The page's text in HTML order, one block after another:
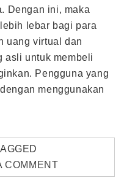
Dengan ini, maka
lebar bagi para
uang virtual dan
asli untuk membeli
Pengguna yang
menggunakan
COMMENT